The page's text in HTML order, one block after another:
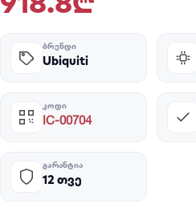
ᲑᲠᲔᲜᲓᲘ
Ubiquiti
ᲙᲝᲓᲘ
IC-00704
ᲒᲐᲠᲐᲜᲢᲘᲐ
12 თვე